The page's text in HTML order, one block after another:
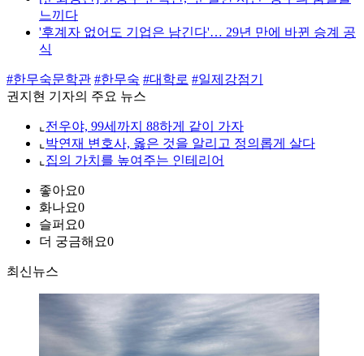
느끼다
'후계자 없어도 기업은 남긴다'… 29년 만에 바뀐 승계 공
식
#한무숙문학관 #한무숙 #대학로 #일제강점기
권지현 기자의 주요 뉴스
⌞ 전우야, 99세까지 88하게 같이 가자
⌞ 박연재 변호사, 옳은 것을 알리고 정의롭게 살다
⌞ 집의 가치를 높여주는 인테리어
좋아요0
화나요0
슬퍼요0
더 궁금해요0
최신뉴스